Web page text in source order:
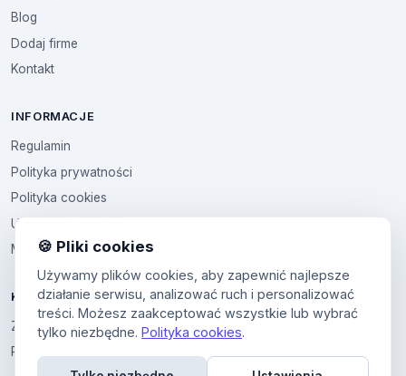
Blog
Dodaj firme
Kontakt
INFORMACJE
Regulamin
Polityka prywatności
Polityka cookies
Ustawienia cookies
Multikod
KONTO
Zaloguj sie
Panel uzytkownika
🍪 Pliki cookies
Używamy plików cookies, aby zapewnić najlepsze
działanie serwisu, analizować ruch i personalizować
treści. Możesz zaakceptować wszystkie lub wybrać
tylko niezbędne. Polityka cookies.